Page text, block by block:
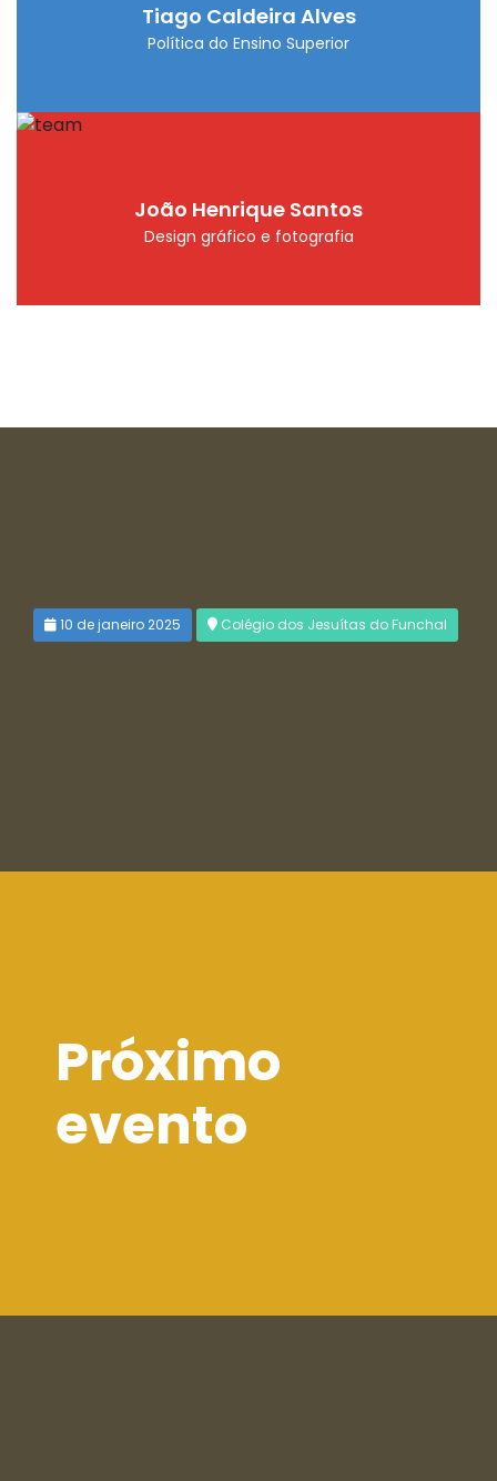
Tiago Caldeira Alves
Política do Ensino Superior
João Henrique Santos
Design gráfico e fotografia
10 de janeiro 2025 Colégio dos Jesuítas do Funchal
Próximo
evento